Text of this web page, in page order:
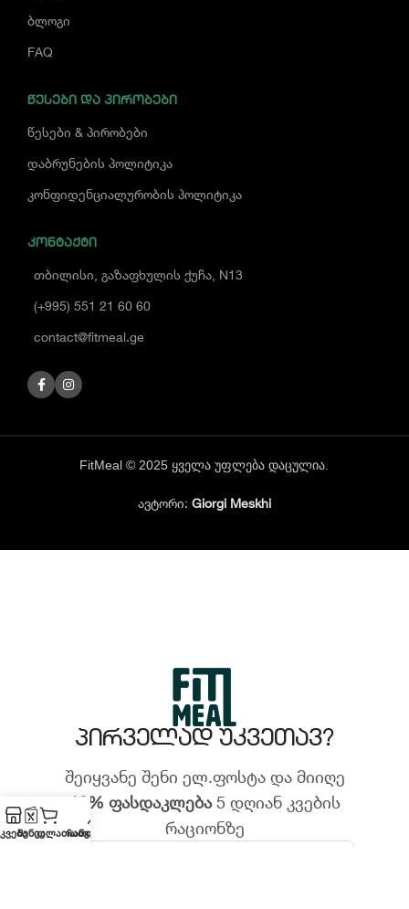
ბლოგი
FAQ
ᲬᲔᲡᲔᲑᲘ ᲓᲐ ᲞᲘᲠᲝᲑᲔᲑᲘ
წესები & პირობები
დაბრუნების პოლიტიკა
კონფიდენციალურობის პოლიტიკა
ᲙᲝᲜᲢᲐᲥᲢᲘ
თბილისი, გაზაფხულის ქუჩა, N13
(+995) 551 21 60 60
contact@fitmeal.ge
FitMeal © 2025 ყველა უფლება დაცულია.
ავტორი: Giorgi Meskhi
პირველად უკვეთავ?
შეიყვანე შენი ელ.ფოსტა და მიიღე
10% ფასდაკლება5 დღიან კვების
რაციონზე
კვებამენიუკალათაჩათი
ანგარიში